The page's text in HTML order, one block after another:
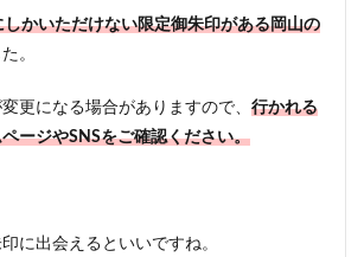
かいただけない限定御朱印がある岡山の
。
更になる場合がありますので、 行かれる
ージやSNSをご確認ください。
に出会えるといいですね。